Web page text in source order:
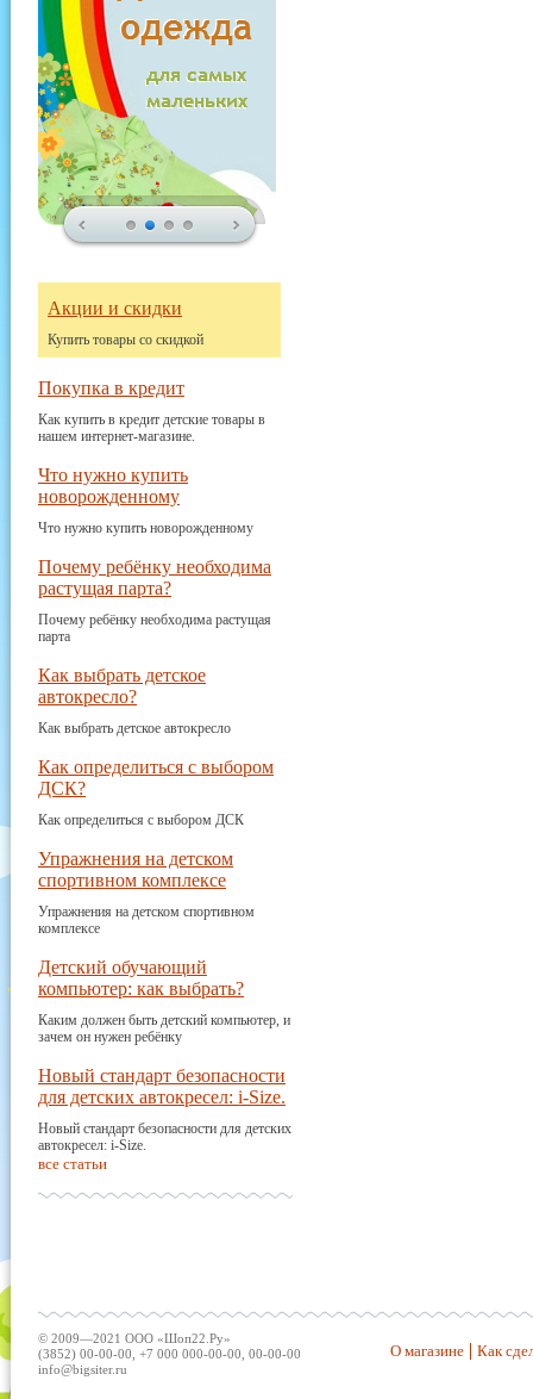
Акции и скидки
Купить товары со скидкой
Покупка в кредит
Как купить в кредит детские товары в
нашем интернет-магазине.
Что нужно купить
новорожденному
Что нужно купить новорожденному
Почему ребёнку необходима
растущая парта?
Почему ребёнку необходима растущая
парта
Как выбрать детское
автокресло?
Как выбрать детское автокресло
Как определиться с выбором
ДСК?
Как определиться с выбором ДСК
Упражнения на детском
спортивном комплексе
Упражнения на детском спортивном
комплексе
Детский обучающий
компьютер: как выбрать?
Каким должен быть детский компьютер, и
зачем он нужен ребёнку
Новый стандарт безопасности
для детских автокресел: i-Size.
Новый стандарт безопасности для детских
автокресел: i-Size.
все статьи
© 2009—2021 ООО «Шоп22.Ру»
(3852) 00-00-00, +7 000 000-00-00, 00-00-00
info@bigsiter.ru
О магазине Как